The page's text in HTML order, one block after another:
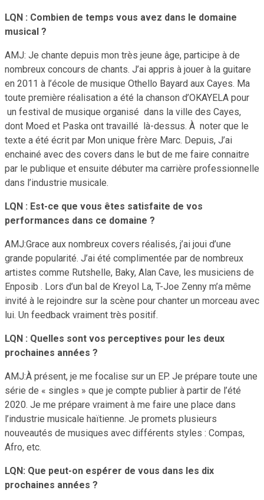
LQN : Combien de temps vous avez dans le domaine
musical ?
AMJ: Je chante depuis mon très jeune âge, participe à de
nombreux concours de chants. J’ai appris à jouer à la guitare
en 2011 à l’école de musique Othello Bayard aux Cayes. Ma
toute première réalisation a été la chanson d’OKAYELA pour
un festival de musique organisé dans la ville des Cayes,
dont Moed et Paska ont travaillé là-dessus. À noter que le
texte a été écrit par Mon unique frère Marc. Depuis, J’ai
enchainé avec des covers dans le but de me faire connaitre
par le publique et ensuite débuter ma carrière professionnelle
dans l’industrie musicale.
LQN : Est-ce que vous êtes satisfaite de vos
performances dans ce domaine ?
AMJ:Grace aux nombreux covers réalisés, j’ai joui d’une
grande popularité. J’ai été complimentée par de nombreux
artistes comme Rutshelle, Baky, Alan Cave, les musiciens de
Enposib . Lors d’un bal de Kreyol La, T-Joe Zenny m’a même
invité à le rejoindre sur la scène pour chanter un morceau avec
lui. Un feedback vraiment très positif.
LQN : Quelles sont vos perceptives pour les deux
prochaines années ?
AMJ:À présent, je me focalise sur un EP. Je prépare toute une
série de « singles » que je compte publier à partir de l’été
2020. Je me prépare vraiment à me faire une place dans
l’industrie musicale haïtienne. Je promets plusieurs
nouveautés de musiques avec différents styles : Compas,
Afro, etc.
LQN: Que peut-on espérer de vous dans les dix
prochaines années ?